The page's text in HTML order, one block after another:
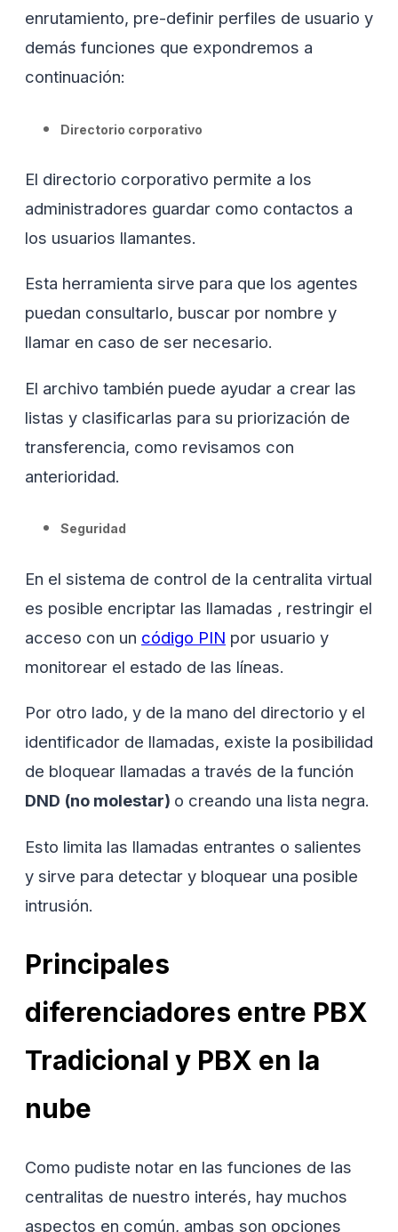
enrutamiento, pre-definir perfiles de usuario y
demás funciones que expondremos a
continuación:
Directorio corporativo
El directorio corporativo permite a los
administradores guardar como contactos a
los usuarios llamantes.
Esta herramienta sirve para que los agentes
puedan consultarlo, buscar por nombre y
llamar en caso de ser necesario.
El archivo también puede ayudar a crear las
listas y clasificarlas para su priorización de
transferencia, como revisamos con
anterioridad.
Seguridad
En el sistema de control de la centralita virtual
es posible encriptar las llamadas , restringir el
acceso con un código PIN por usuario y
monitorear el estado de las líneas.
Por otro lado, y de la mano del directorio y el
identificador de llamadas, existe la posibilidad
de bloquear llamadas a través de la función
DND (no molestar) o creando una lista negra.
Esto limita las llamadas entrantes o salientes
y sirve para detectar y bloquear una posible
intrusión.
Principales
diferenciadores entre PBX
Tradicional y PBX en la
nube
Como pudiste notar en las funciones de las
centralitas de nuestro interés, hay muchos
aspectos en común, ambas son opciones